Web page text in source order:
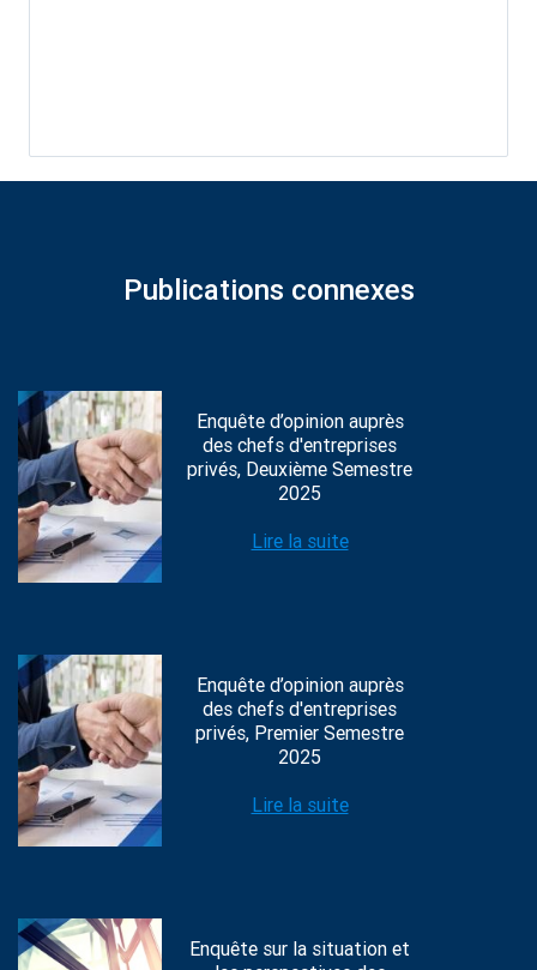
Publications connexes
Enquête d’opinion auprès
des chefs d'entreprises
privés, Deuxième Semestre
2025
Lire la suite
Enquête d’opinion auprès
des chefs d'entreprises
privés, Premier Semestre
2025
Lire la suite
Enquête sur la situation et